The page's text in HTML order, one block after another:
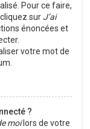
Pour ce faire,
sur J’ai
énoncées et
votre mot de
?
moilors de votre